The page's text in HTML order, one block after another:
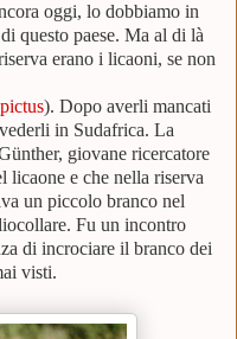
oggi, lo dobbiamo in
questo paese. Ma al di là
erano i licaoni, se non
). Dopo averli mancati
in Sudafrica. La
giovane ricercatore
licaone e che nella riserva
un piccolo branco nel
Fu un incontro
di incrociare il branco dei
visti.